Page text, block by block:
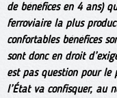
de bénéfices en 4 ans)
ferroviaire la plus
confortables bénéfices
sont donc en droit
est pas question pour le
l’État va confisquer, au